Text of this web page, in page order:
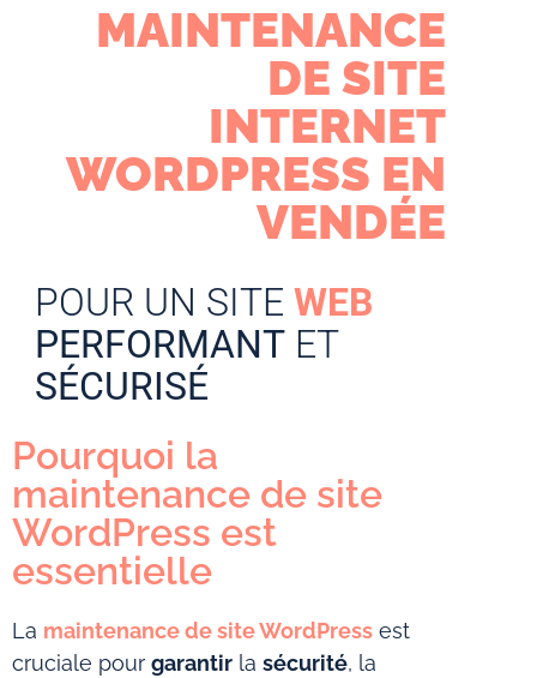
MAINTENANCE
DE SITE
INTERNET
WORDPRESS EN
VENDÉE
POUR UN SITE WEB
PERFORMANTET
SÉCURISÉ
Pourquoi la
maintenance de site
WordPress est
essentielle
La maintenance de siteWordPress est
cruciale pour garantir la sécurité, la